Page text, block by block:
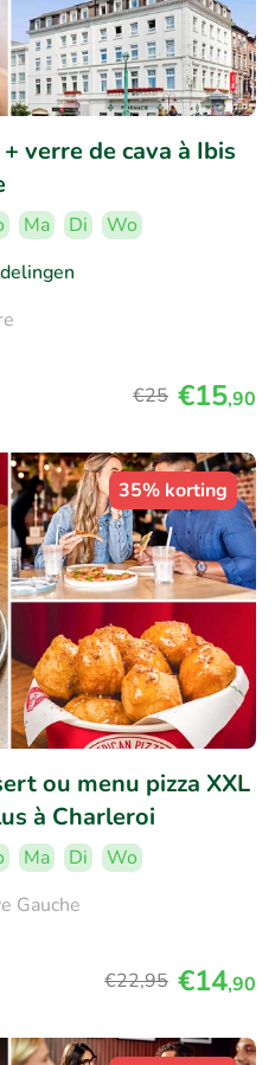
verre de cava à Ibis
Ma Di
Wo
€25 €15,90
35% korting
ou menu pizza XXL
à Charleroi
Ma Di
Wo
Gauche
€22,95 €14,90